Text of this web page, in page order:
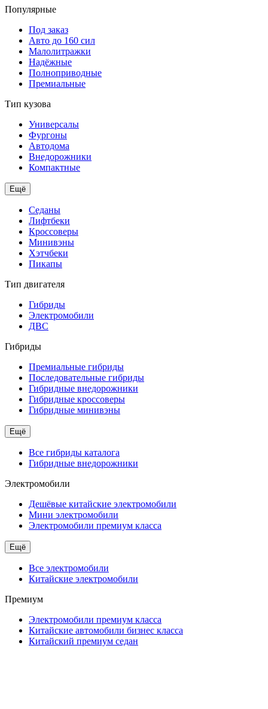
Популярные
Под заказ
Авто до 160 сил
Малолитражки
Надёжные
Полноприводные
Премиальные
Тип кузова
Универсалы
Фургоны
Автодома
Внедорожники
Компактные
Ещё
Седаны
Лифтбеки
Кроссоверы
Минивэны
Хэтчбеки
Пикапы
Тип двигателя
Гибриды
Электромобили
ДВС
Гибриды
Премиальные гибриды
Последовательные гибриды
Гибридные внедорожники
Гибридные кроссоверы
Гибридные минивэны
Ещё
Все гибриды каталога
Гибридные внедорожники
Электромобили
Дешёвые китайские электромобили
Мини электромобили
Электромобили премиум класса
Ещё
Все электромобили
Китайские электромобили
Премиум
Электромобили премиум класса
Китайские автомобили бизнес класса
Китайский премиум седан